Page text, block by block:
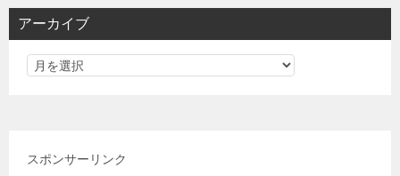
リ
アーカイブ
スポンサーリンク